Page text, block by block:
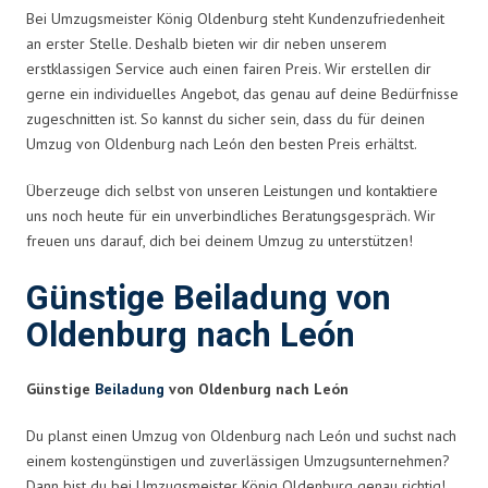
Bei Umzugsmeister König Oldenburg steht Kundenzufriedenheit
an erster Stelle. Deshalb bieten wir dir neben unserem
erstklassigen Service auch einen fairen Preis. Wir erstellen dir
gerne ein individuelles Angebot, das genau auf deine Bedürfnisse
zugeschnitten ist. So kannst du sicher sein, dass du für deinen
Umzug von Oldenburg nach León den besten Preis erhältst.
Überzeuge dich selbst von unseren Leistungen und kontaktiere
uns noch heute für ein unverbindliches Beratungsgespräch. Wir
freuen uns darauf, dich bei deinem Umzug zu unterstützen!
Günstige Beiladung von
Oldenburg nach León
Günstige Beiladung von Oldenburg nach León
Du planst einen Umzug von Oldenburg nach León und suchst nach
einem kostengünstigen und zuverlässigen Umzugsunternehmen?